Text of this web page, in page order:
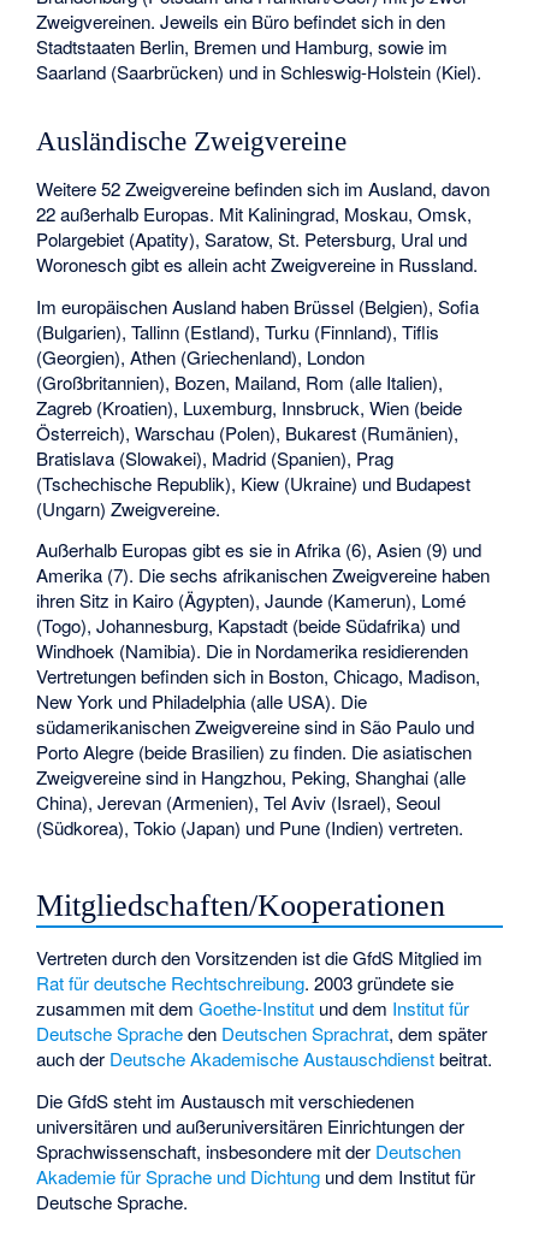
Zweigvereinen. Jeweils ein Büro befindet sich in den
Stadtstaaten Berlin, Bremen und Hamburg, sowie im
Saarland (Saarbrücken) und in Schleswig-Holstein (Kiel).
Ausländische Zweigvereine
Weitere 52 Zweigvereine befinden sich im Ausland, davon
22 außerhalb Europas. Mit Kaliningrad, Moskau, Omsk,
Polargebiet (Apatity), Saratow, St. Petersburg, Ural und
Woronesch gibt es allein acht Zweigvereine in Russland.
Im europäischen Ausland haben Brüssel (Belgien), Sofia
(Bulgarien), Tallinn (Estland), Turku (Finnland), Tiflis
(Georgien), Athen (Griechenland), London
(Großbritannien), Bozen, Mailand, Rom (alle Italien),
Zagreb (Kroatien), Luxemburg, Innsbruck, Wien (beide
Österreich), Warschau (Polen), Bukarest (Rumänien),
Bratislava (Slowakei), Madrid (Spanien), Prag
(Tschechische Republik), Kiew (Ukraine) und Budapest
(Ungarn) Zweigvereine.
Außerhalb Europas gibt es sie in Afrika (6), Asien (9) und
Amerika (7). Die sechs afrikanischen Zweigvereine haben
ihren Sitz in Kairo (Ägypten), Jaunde (Kamerun), Lomé
(Togo), Johannesburg, Kapstadt (beide Südafrika) und
Windhoek (Namibia). Die in Nordamerika residierenden
Vertretungen befinden sich in Boston, Chicago, Madison,
New York und Philadelphia (alle USA). Die
südamerikanischen Zweigvereine sind in São Paulo und
Porto Alegre (beide Brasilien) zu finden. Die asiatischen
Zweigvereine sind in Hangzhou, Peking, Shanghai (alle
China), Jerevan (Armenien), Tel Aviv (Israel), Seoul
(Südkorea), Tokio (Japan) und Pune (Indien) vertreten.
Mitgliedschaften/Kooperationen
Vertreten durch den Vorsitzenden ist die GfdS Mitglied im
Rat für deutsche Rechtschreibung. 2003 gründete sie
zusammen mit demGoethe-Institut und dem Institut für
Deutsche Spracheden Deutschen Sprachrat, dem später
auch der Deutsche Akademische Austauschdienstbeitrat.
Die GfdS steht im Austausch mit verschiedenen
universitären und außeruniversitären Einrichtungen der
Sprachwissenschaft, insbesondere mit der Deutschen
Akademie für Sprache und Dichtung und dem Institut für
Deutsche Sprache.